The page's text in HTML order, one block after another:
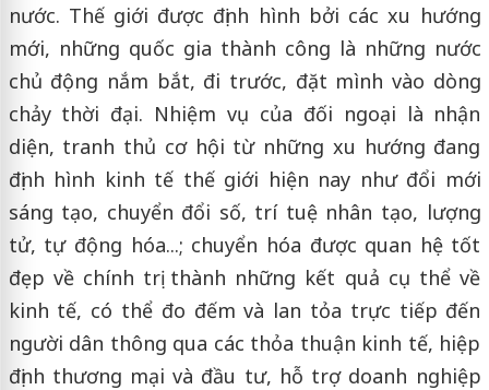
nước. Thế giới được định hình bởi các xu hướng
mới, những quốc gia thành công là những nước
chủ động nắm bắt, đi trước, đặt mình vào dòng
chảy thời đại. Nhiệm vụ của đối ngoại là nhận
diện, tranh thủ cơ hội từ những xu hướng đang
định hình kinh tế thế giới hiện nay như đổi mới
sáng tạo, chuyển đổi số, trí tuệ nhân tạo, lượng
tử, tự động hóa...; chuyển hóa được quan hệ tốt
đẹp về chính trị thành những kết quả cụ thể về
kinh tế, có thể đo đếm và lan tỏa trực tiếp đến
người dân thông qua các thỏa thuận kinh tế, hiệp
định thương mại và đầu tư, hỗ trợ doanh nghiệp